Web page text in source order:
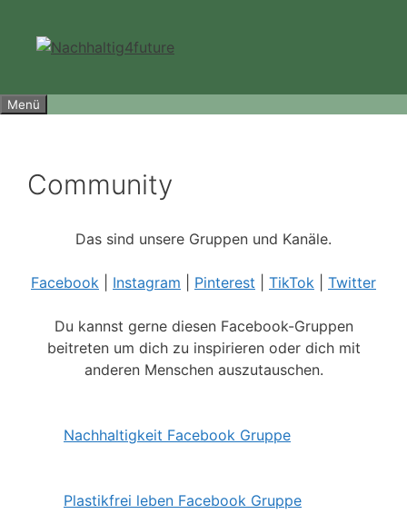
springen
Menü
Community
Das sind unsere Gruppen und Kanäle.
Facebook Instagram Pinterest TikTok Twitter
Du kannst gerne diesen Facebook-Gruppen
beitreten um dich zu inspirieren oder dich mit
anderen Menschen auszutauschen.
Nachhaltigkeit Facebook Gruppe
Plastikfrei leben Facebook Gruppe